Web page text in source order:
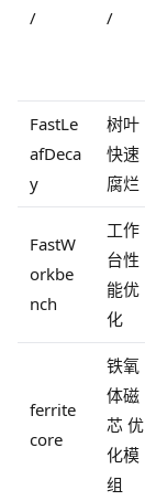
/ /
FastLe
afDeca
y
树叶
快速
腐烂
FastW
orkbe
nch
工作
台性
能优
化
ferrite
core
铁氧
体磁
芯 优
化模
组